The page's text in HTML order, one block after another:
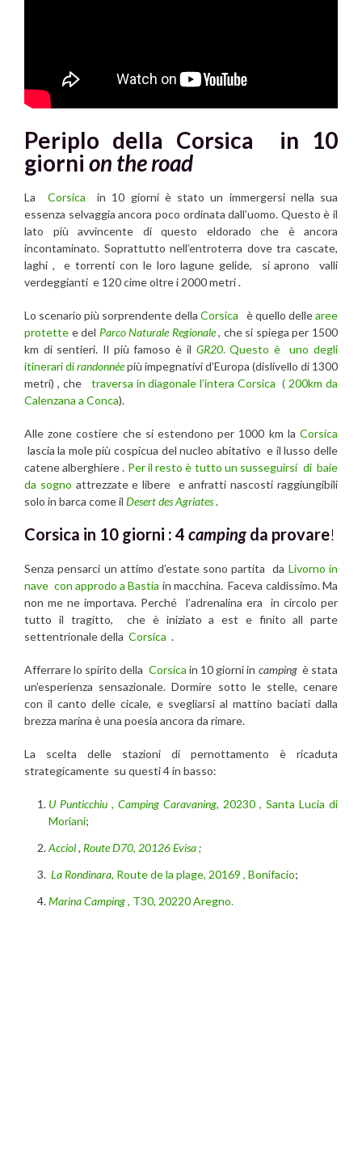
Periplo della Corsica in 10
giorni on the road
La Corsica in 10 giorni è stato un immergersi nella sua
essenza selvaggia ancora poco ordinata dall’uomo. Questo è il
lato più avvincente di questo eldorado che è ancora
incontaminato. Soprattutto nell’entroterra dove tra cascate,
laghi , e torrenti con le loro lagune gelide, si aprono valli
verdeggianti e 120 cime oltre i 2000 metri .
Lo scenario più sorprendente dellaCorsica è quello dellearee
protette e del Parco Naturale Regionale, che si spiega per 1500
km di sentieri. Il più famoso è il GR20. Questo è uno degli
itinerari dirandonnéepiù impegnativi d’Europa (dislivello di 1300
metri) , che traversa in diagonale l’intera Corsica ( 200km da
Calenzana a Conca).
Alle zone costiere che si estendono per 1000 km la Corsica
lascia la mole più cospicua del nucleo abitativo e il lusso delle
catene alberghiere . Per il resto è tutto un susseguirsi di baie
da sogno attrezzate e libere e anfratti nascosti raggiungibili
solo in barca come il Desert des Agriates.
Corsica in 10 giorni : 4 camping da provare!
Senza pensarci un attimo d’estate sono partita da Livorno in
nave con approdo a Bastia in macchina. Faceva caldissimo. Ma
non me ne importava. Perché l’adrenalina era in circolo per
tutto il tragitto, che è iniziato a est e finito all parte
settentrionale della Corsica .
Afferrare lo spirito della Corsica in 10 giorni in campingè stata
un’esperienza sensazionale. Dormire sotto le stelle, cenare
con il canto delle cicale, e svegliarsi al mattino baciati dalla
brezza marina è una poesia ancora da rimare.
La scelta delle stazioni di pernottamento è ricaduta
strategicamente su questi 4 in basso:
U Punticchiu , Camping Caravaning, 20230 , Santa Lucia di
Moriani;
Acciol, Route D70, 20126 Evisa ;
La Rondinara, Route de la plage, 20169 , Bonifacio;
Marina Camping, T30, 20220 Aregno.